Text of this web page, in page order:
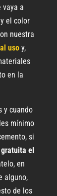
vaya a
el color
nuestra
usoy,
en la
y cuando
mínimo
si
el
en
alguno,
de los